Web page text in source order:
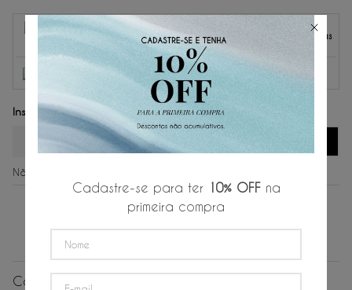
Parcelas
sem juros.
R$ 54,75
sem juros.
3
R$ 36,50
sem juros.
R$ 27,37 sem juros.
R$ 109,50
Não sei meu CEP
Carregando…
Cadastre-se para ter 10% OFFna
primeira compra